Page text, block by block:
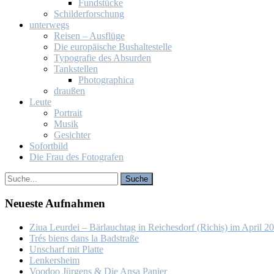
Fund­stü­cke
Schil­der­for­schung
un­ter­wegs
Rei­sen – Aus­flü­ge
Die eu­ro­päi­sche Bus­hal­te­stel­le
Ty­po­gra­fie des Ab­sur­den
Tank­stel­len
Pho­to­gra­phi­ca
drau­ßen
Leu­te
Por­trait
Mu­sik
Ge­sich­ter
So­fort­bild
Die Frau des Fo­to­gra­fen
Neu­es­te Auf­nah­men
Ziua Leur­dei – Bär­lauch­tag in Rei­ches­dorf (Ri­chiș) im April
Trés biens dans la Bad­stra­ße
Un­scharf mit Plat­te
Len­kers­heim
Voo­doo Jür­gens & Die An­sa Pa­nier